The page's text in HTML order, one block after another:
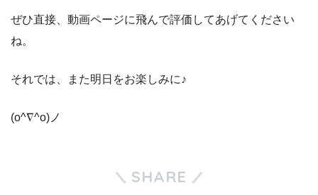
ぜひ直接、動画ページに飛んで評価してあげてください
ね。
それでは、また明日をお楽しみに♪
(o^∇^o)ノ
SHARE